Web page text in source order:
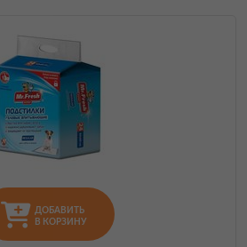
ДОБАВИТЬ
В КОРЗИНУ